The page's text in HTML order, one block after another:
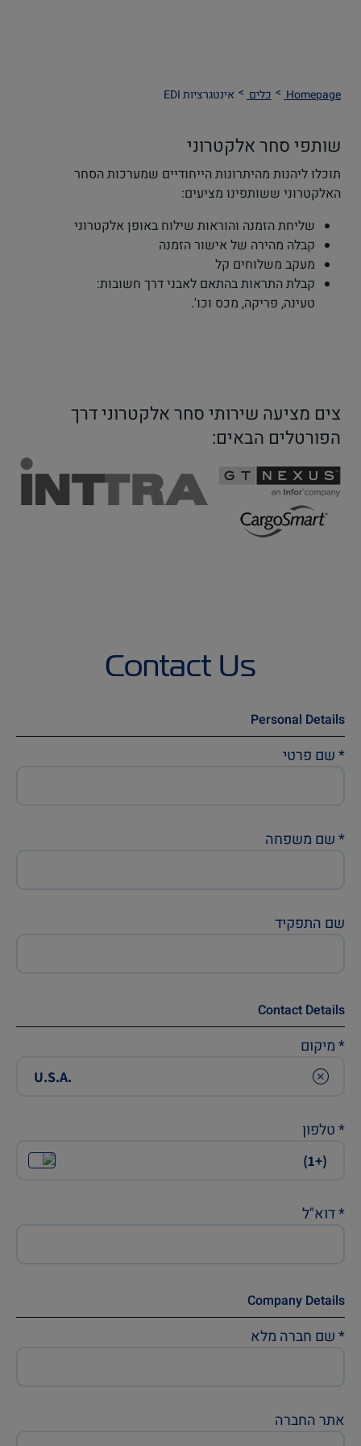
Homepage כלים אינטגרציות EDI
שותפי סחר אלקטרוני
תוכלו ליהנות מהיתרונות הייחודיים שמערכות הסחר
האלקטרוני ששותפינו מציעים:
שליחת הזמנה והוראות שילוח באופן אלקטרוני
קבלה מהירה של אישור הזמנה
מעקב משלוחים קל
קבלת התראות בהתאם לאבני דרך חשובות:
טעינה, פריקה, מכס וכו'.
צים מציעה שירותי סחר אלקטרוני דרך
הפורטלים הבאים:
Contact Us
Personal Details
*שם פרטי
*שם משפחה
שם התפקיד
Contact Details
*מיקום
Clear
*טלפון
*דוא"ל
Company Details
*שם חברה מלא
אתר החברה